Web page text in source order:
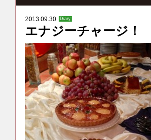
2013.09.30 Diary
エナジーチャージ！